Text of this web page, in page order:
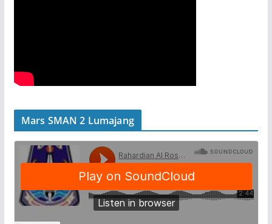
Mars SMAN 2 Lumajang